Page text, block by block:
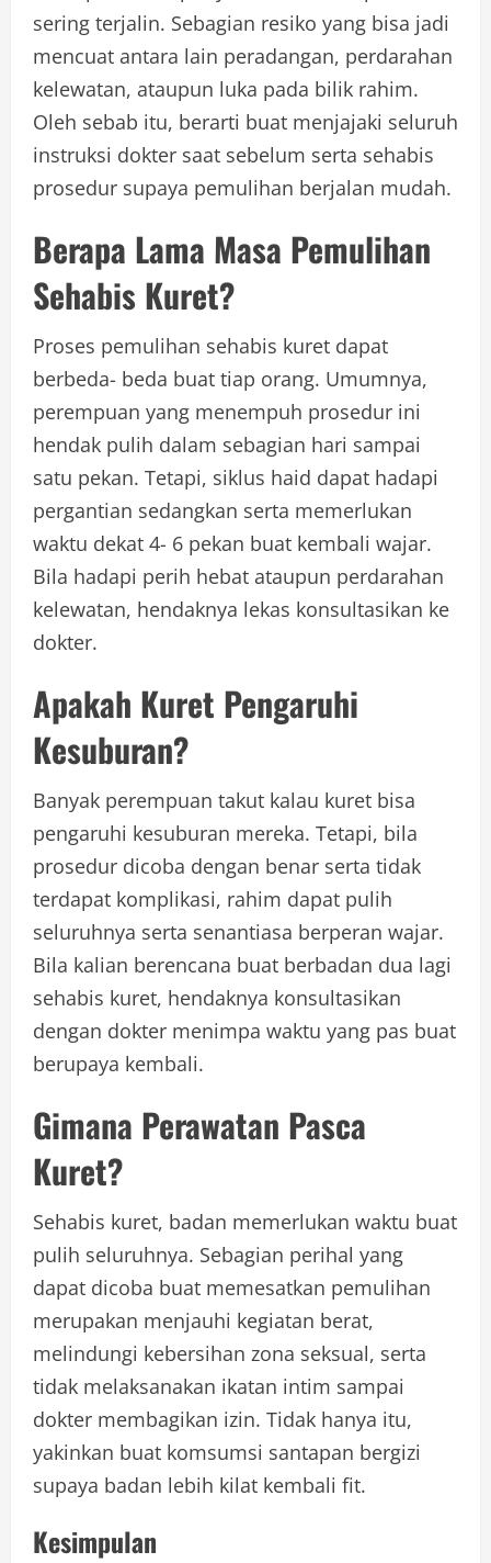
sering terjalin. Sebagian resiko yang bisa jadi
mencuat antara lain peradangan, perdarahan
kelewatan, ataupun luka pada bilik rahim.
Oleh sebab itu, berarti buat menjajaki seluruh
instruksi dokter saat sebelum serta sehabis
prosedur supaya pemulihan berjalan mudah.
Berapa Lama Masa Pemulihan
Sehabis Kuret?
Proses pemulihan sehabis kuret dapat
berbeda- beda buat tiap orang. Umumnya,
perempuan yang menempuh prosedur ini
hendak pulih dalam sebagian hari sampai
satu pekan. Tetapi, siklus haid dapat hadapi
pergantian sedangkan serta memerlukan
waktu dekat 4- 6 pekan buat kembali wajar.
Bila hadapi perih hebat ataupun perdarahan
kelewatan, hendaknya lekas konsultasikan ke
dokter.
Apakah Kuret Pengaruhi
Kesuburan?
Banyak perempuan takut kalau kuret bisa
pengaruhi kesuburan mereka. Tetapi, bila
prosedur dicoba dengan benar serta tidak
terdapat komplikasi, rahim dapat pulih
seluruhnya serta senantiasa berperan wajar.
Bila kalian berencana buat berbadan dua lagi
sehabis kuret, hendaknya konsultasikan
dengan dokter menimpa waktu yang pas buat
berupaya kembali.
Gimana Perawatan Pasca
Kuret?
Sehabis kuret, badan memerlukan waktu buat
pulih seluruhnya. Sebagian perihal yang
dapat dicoba buat memesatkan pemulihan
merupakan menjauhi kegiatan berat,
melindungi kebersihan zona seksual, serta
tidak melaksanakan ikatan intim sampai
dokter membagikan izin. Tidak hanya itu,
yakinkan buat komsumsi santapan bergizi
supaya badan lebih kilat kembali fit.
Kesimpulan